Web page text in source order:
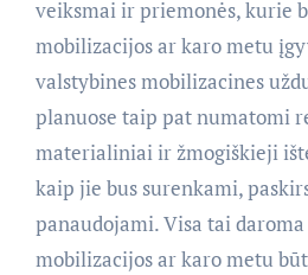
veiksmai ir priemonės, kurie
mobilizacijos ar karo metu
valstybines mobilizacines
planuose taip pat numatomi
materialiniai ir žmogiškieji
kaip jie bus surenkami,
panaudojami. Visa tai
mobilizacijos ar karo metu